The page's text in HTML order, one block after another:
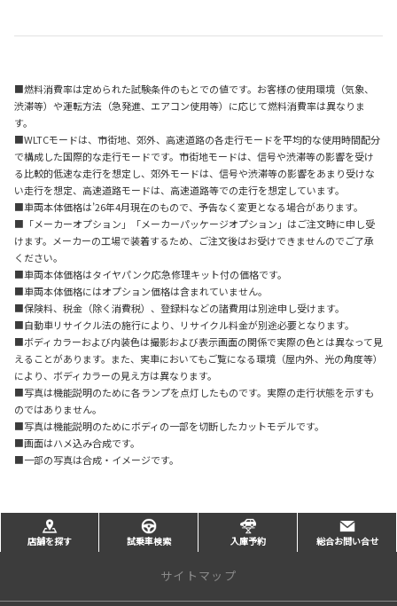
■燃料消費率は定められた試験条件のもとでの値です。お客様の使用環境（気象、
渋滞等）や運転方法（急発進、エアコン使用等）に応じて燃料消費率は異なりま
す。
■WLTCモードは、市街地、郊外、高速道路の各走行モードを平均的な使用時間配分
で構成した国際的な走行モードです。市街地モードは、信号や渋滞等の影響を受け
る比較的低速な走行を想定し、郊外モードは、信号や渋滞等の影響をあまり受けな
い走行を想定、高速道路モードは、高速道路等での走行を想定しています。
■車両本体価格は’26年4月現在のもので、予告なく変更となる場合があります。
■「メーカーオプション」「メーカーパッケージオプション」はご注文時に申し受
けます。メーカーの工場で装着するため、ご注文後はお受けできませんのでご了承
ください。
■車両本体価格はタイヤパンク応急修理キット付の価格です。
■車両本体価格にはオプション価格は含まれていません。
■保険料、税金（除く消費税）、登録料などの諸費用は別途申し受けます。
■自動車リサイクル法の施行により、リサイクル料金が別途必要となります。
■ボディカラーおよび内装色は撮影および表示画面の関係で実際の色とは異なって見
えることがあります。また、実車においてもご覧になる環境（屋内外、光の角度等）
により、ボディカラーの見え方は異なります。
■写真は機能説明のために各ランプを点灯したものです。実際の走行状態を示すも
のではありません。
■写真は機能説明のためにボディの一部を切断したカットモデルです。
■画面はハメ込み合成です。
■一部の写真は合成・イメージです。
店舗を探す 試乗車検索 入庫予約 総合お問い合せ
サイトマップ